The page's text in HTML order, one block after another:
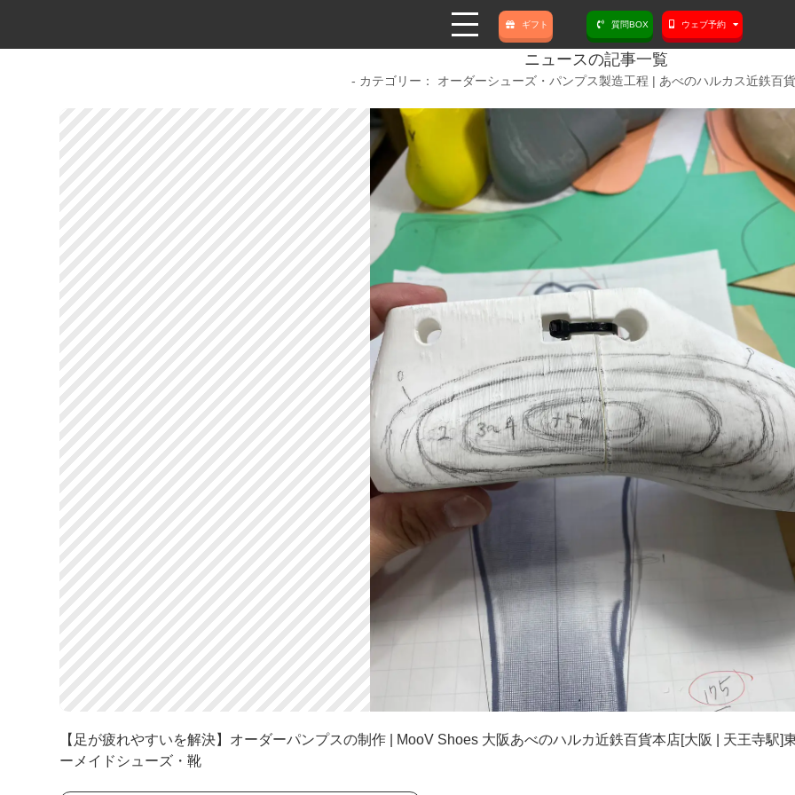
ギフト 質問BOX ウェブ予約
ニュースの記事一覧
オーダーシューズ・パンプス製造工程 | あべのハルカス近鉄百
【足が疲れやすいを解決】オーダーパンプスの制作 | MooV Shoes 大阪あべのハルカ近鉄百貨本店[大阪 | 天王寺駅
ーメイドシューズ・靴